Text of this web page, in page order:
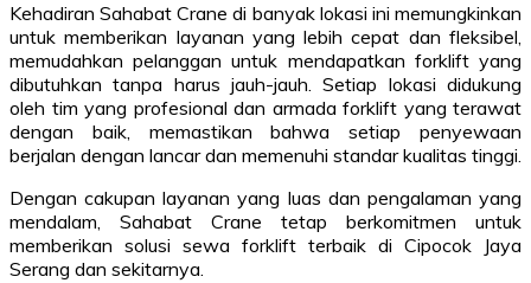
Kehadiran Sahabat Crane di banyak lokasi ini memungkinkan
untuk memberikan layanan yang lebih cepat dan fleksibel,
memudahkan pelanggan untuk mendapatkan forklift yang
dibutuhkan tanpa harus jauh-jauh. Setiap lokasi didukung
oleh tim yang profesional dan armada forklift yang terawat
dengan baik, memastikan bahwa setiap penyewaan
berjalan dengan lancar dan memenuhi standar kualitas tinggi.
Dengan cakupan layanan yang luas dan pengalaman yang
mendalam, Sahabat Crane tetap berkomitmen untuk
memberikan solusi sewa forklift terbaik di Cipocok Jaya
Serang dan sekitarnya.